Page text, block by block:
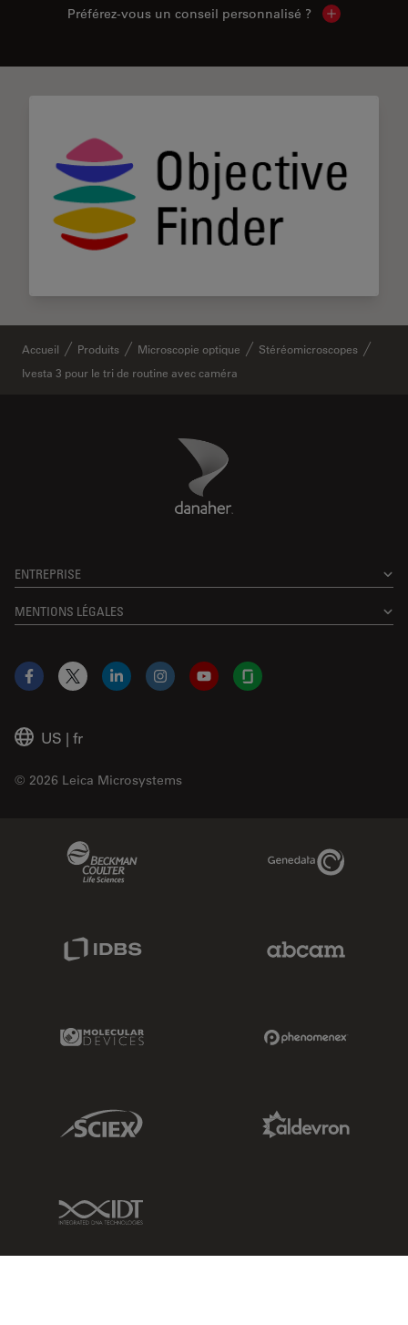
Préférez-vous un conseil personnalisé ? Show local
Accueil Produits Microscopie optique
Stéréomicroscopes
Ivesta 3 pour le tri de routine avec caméra
Danaher Logo
ENTREPRISE
MENTIONS LÉGALES
US | fr
© 2026 Leica Microsystems
Facebook
X LinkedInInstagramYouTubeGlassdoor
Genedata Link
Molecular Devices Link
Sciex Link
IDT Link